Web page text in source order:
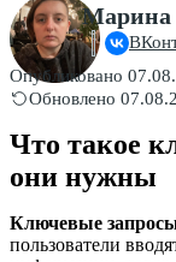
Опубликовано
Обновлено
Что такое
они нужны
Ключевые
пользователи